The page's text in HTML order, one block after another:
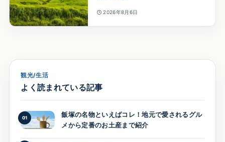
2026年8月6日
観光/生活
よく読まれている記事
01
飯塚の名物といえばコレ！地元で愛されるグル
メから定番のお土産まで紹介